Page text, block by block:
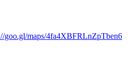
goo.gl/maps/4fa4XBFRLnZpTben6